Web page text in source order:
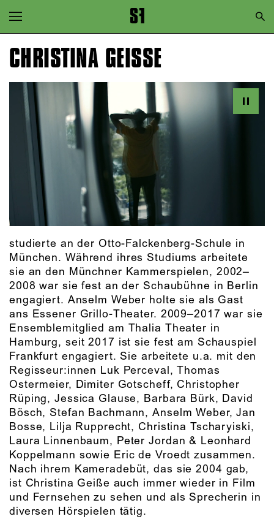
Zur Hauptnavigation springen
Zum Hauptinhalt springen
CHRISTINA GEISSE
studierte an der Otto-Falckenberg-Schule in
München. Während ihres Studiums arbeitete
sie an den Münchner Kammerspielen, 2002–
2008 war sie fest an der Schaubühne in Berlin
engagiert. Anselm Weber holte sie als Gast
ans Essener Grillo-Theater. 2009–2017 war sie
Ensemblemitglied am Thalia Theater in
Hamburg, seit 2017 ist sie fest am Schauspiel
Frankfurt engagiert. Sie arbeitete u.a. mit den
Regisseur:innen Luk Perceval, Thomas
Ostermeier, Dimiter Gotscheff, Christopher
Rüping, Jessica Glause, Barbara Bürk, David
Bösch, Stefan Bachmann, Anselm Weber, Jan
Bosse, Lilja Rupprecht, Christina Tscharyiski,
Laura Linnenbaum, Peter Jordan & Leonhard
Koppelmann sowie Eric de Vroedt zusammen.
Nach ihrem Kameradebüt, das sie 2004 gab,
ist Christina Geiße auch immer wieder in Film
und Fernsehen zu sehen und als Sprecherin in
diversen Hörspielen tätig.